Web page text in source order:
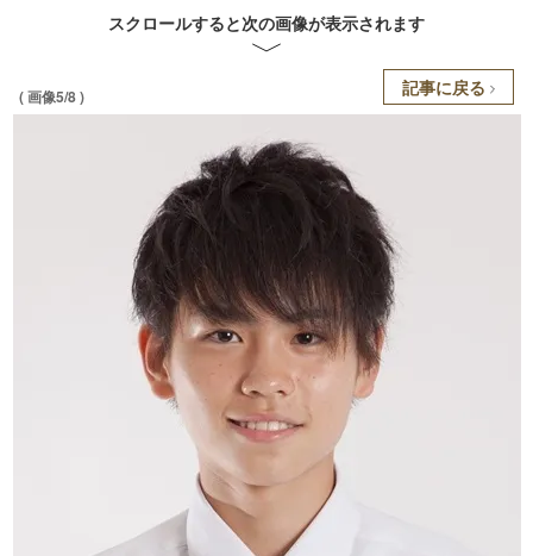
スクロールすると次の画像が表示されます
( 画像5/8 ) 記事に戻る